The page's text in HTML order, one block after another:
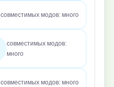
совместимых модов: много
совместимых модов:
много
совместимых модов: много